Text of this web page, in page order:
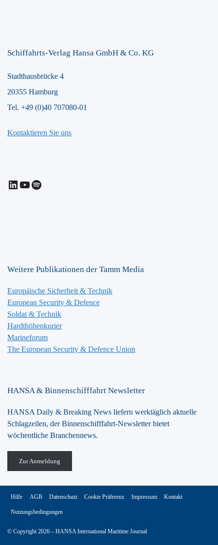
Schiffahrts-Verlag Hansa GmbH & Co. KG
Stadthausbrücke 4
20355 Hamburg
Tel. +49 (0)40 707080-01
Kontaktieren Sie uns
LinkedIn
YouTube
Spotify
Weitere Publikationen der Tamm Media
Europäische Sicherheit & Technik
European Security & Defence
Soldat & Technik
Hardthöhenkurier
Marineforum
The European Security & Defence Union
HANSA & Binnenschifffahrt Newsletter
HANSA Daily & Breaking News liefern werktäglich aktuelle
Schlagzeilen, der Binnenschifffahrt-Newsletter bietet
wöchentliche Branchennews.
Zur Anmeldung
© Copyright 2026 – HANSA International Maritime Journal
Hilfe AGB Datenschutz Cookie Präferenz Impressum Kontakt
Nutzungsbedingungen